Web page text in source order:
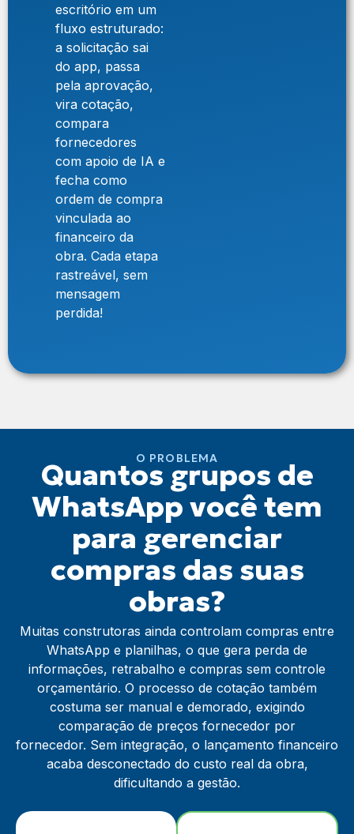
escritório em um
fluxo estruturado:
a solicitação sai
do app, passa
pela aprovação,
vira cotação,
compara
fornecedores
com apoio de IA e
fecha como
ordem de compra
vinculada ao
financeiro da
obra. Cada etapa
rastreável, sem
mensagem
perdida!
O PROBLEMA
Quantos grupos de
WhatsApp você tem
para gerenciar
compras das suas
obras?
Muitas construtoras ainda controlam compras entre
WhatsApp e planilhas, o que gera perda de
informações, retrabalho e compras sem controle
orçamentário. O processo de cotação também
costuma ser manual e demorado, exigindo
comparação de preços fornecedor por
fornecedor. Sem integração, o lançamento financeiro
acaba desconectado do custo real da obra,
dificultando a gestão.